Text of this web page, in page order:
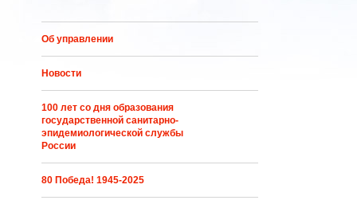
Об управлении
Новости
100 лет со дня образования
государственной санитарно-
эпидемиологической службы
России
80 Победа! 1945-2025